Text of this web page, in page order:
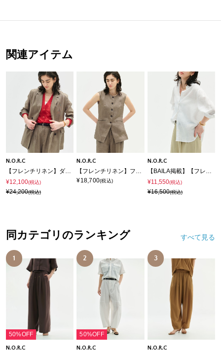
関連アイテム
N.O.R.C
【フレンチリネン】ダブルテーラードジャケット
¥12,100(税込)
¥24,200(税込)
N.O.R.C
¥18,700(税込)
N.O.R.C
¥11,550(税込)
¥16,500(税込)
同カテゴリのランキング すべて見る
1
50%OFF
N.O.R.C
2
50%OFF
N.O.R.C
3
N.O.R.C